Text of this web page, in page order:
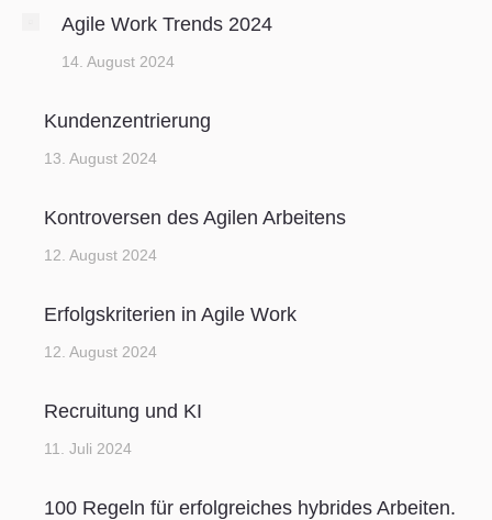
Agile Work Trends 2024
14. August 2024
Kundenzentrierung
13. August 2024
Kontroversen des Agilen Arbeitens
12. August 2024
Erfolgskriterien in Agile Work
12. August 2024
Recruitung und KI
11. Juli 2024
100 Regeln für erfolgreiches hybrides Arbeiten.